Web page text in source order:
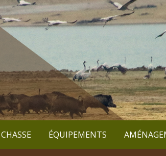
ÉQUIPEMENTS